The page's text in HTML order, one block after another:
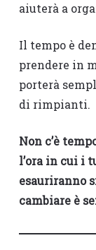
aiuterà a
Il tempo è
prendere in
porterà
di rimpianti.
Non c’è
l’ora in cui i
esauriranno
cambiare è